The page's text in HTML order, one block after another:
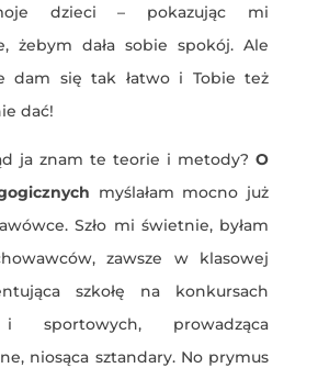
dzieci – pokazując mi
żebym dała sobie spokój. Ale
dam się tak łatwo i Tobie też
dać!
ja znam te teorie i metody?O
myślałam mocno już
Szło mi świetnie, byłam
zawsze w klasowej
szkołę na konkursach
sportowych, prowadząca
niosąca sztandary. No prymus